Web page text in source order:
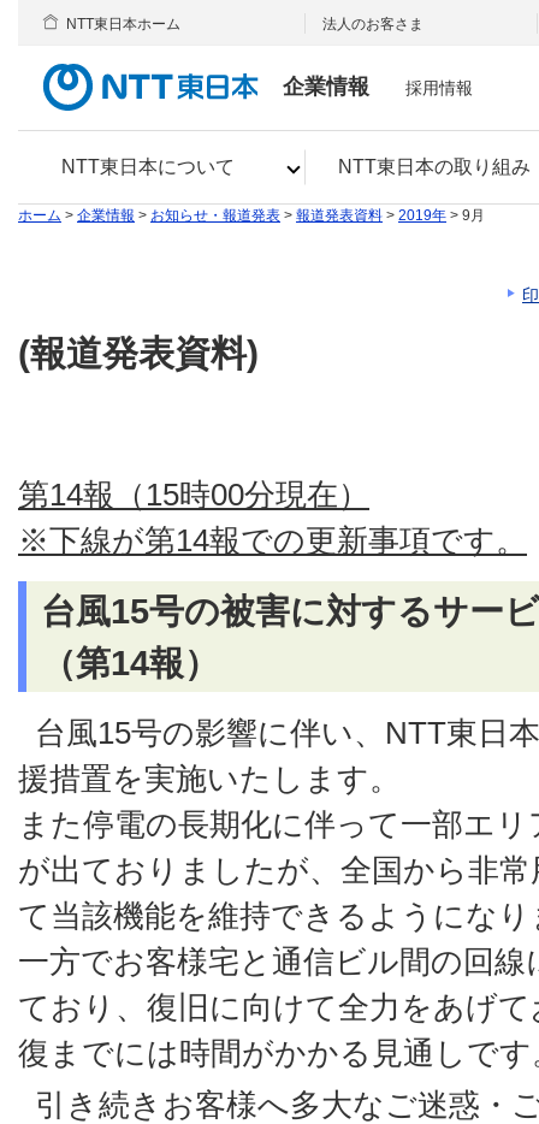
企業情報
NTT東日本について NTT東日本の取り組み
NTT東日本ホーム 法人のお客さま
採用情報
ホーム > 企業情報 > お知らせ・報道発表 > 報道発表資料 > 2019年 > 9月
(報道発表資料)
第14報（15時00分現在）
※下線が第14報での更新事項です。
台風15号の被害に対するサー
（第14報）
台風15号の影響に伴い、NTT東日
援措置を実施いたします。
また停電の長期化に伴って一部エ
が出ておりましたが、全国から非
て当該機能を維持できるようにな
一方でお客様宅と通信ビル間の回
ており、復旧に向けて全力をあげ
復までには時間がかかる見通しです
引き続きお客様へ多大なご迷惑・